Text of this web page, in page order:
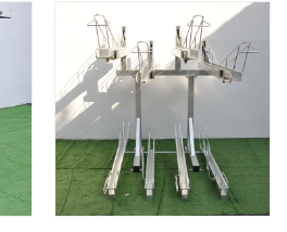
Uso: estacionamento de bicicletas
Função: bicicleta segura